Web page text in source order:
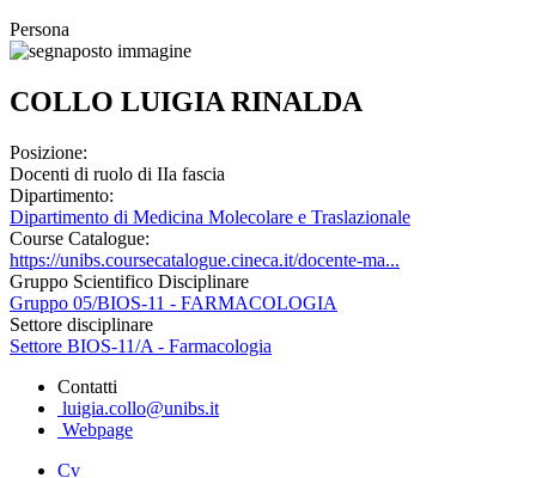
Persona
COLLO LUIGIA RINALDA
Posizione:
Docenti di ruolo di IIa fascia
Dipartimento:
Dipartimento di Medicina Molecolare e Traslazionale
Course Catalogue:
https://unibs.coursecatalogue.cineca.it/docente-ma...
Gruppo Scientifico Disciplinare
Gruppo 05/BIOS-11 - FARMACOLOGIA
Settore disciplinare
Settore BIOS-11/A - Farmacologia
Contatti
luigia.collo@unibs.it
Webpage
Cv